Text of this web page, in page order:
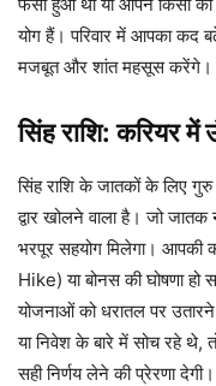
योग हैं। परिवार में आपका
मजबूत और शांत महसूस करेंगे।
सिंह राशि: करियर
सिंह राशि के जातकों के लिए
द्वार खोलने वाला है। जो जातक
भरपूर सहयोग मिलेगा। आपकी
Hike) या बोनस की घोषणा हो
योजनाओं को धरातल पर
या निवेश के बारे में सोच रहे थे,
सही निर्णय लेने की प्रेरणा